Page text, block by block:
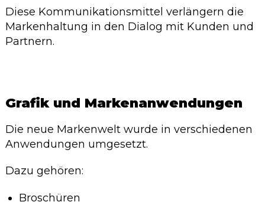
Diese Kommunikationsmittel verlängern die
Markenhaltung in den Dialog mit Kunden und
Partnern.
Grafik und Markenanwendungen
Die neue Markenwelt wurde in verschiedenen
Anwendungen umgesetzt.
Dazu gehören:
Broschüren